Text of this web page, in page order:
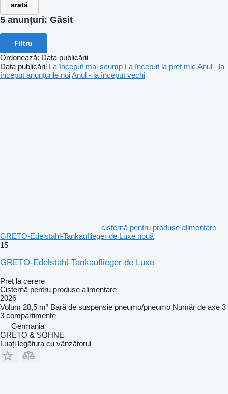
arată
5 anunțuri: Găsit
Filtru
Ordonează: Data publicării
Data publicării La început mai scump La început la preț mic Anul - la
început anunțurile noiAnul - la început vechi
cisternă pentru produse alimentare
GRETO-Edelstahl-Tankauflieger de Luxe nouă
15
GRETO-Edelstahl-Tankauflieger de Luxe
Preț la cerere
Cisternă pentru produse alimentare
2026
Volum 28,5 m³ Bară de suspensie pneumo/pneumo Număr de axe 3
3 compartimente
Germania
GRETO & SÖHNE
Luați legătura cu vânzătorul